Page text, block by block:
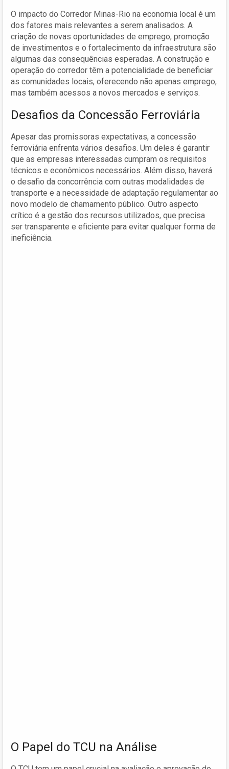
O impacto do Corredor Minas-Rio na economia local é um
dos fatores mais relevantes a serem analisados. A
criação de novas oportunidades de emprego, promoção
de investimentos e o fortalecimento da infraestrutura são
algumas das consequências esperadas. A construção e
operação do corredor têm a potencialidade de beneficiar
as comunidades locais, oferecendo não apenas emprego,
mas também acessos a novos mercados e serviços.
Desafios da Concessão Ferroviária
Apesar das promissoras expectativas, a concessão
ferroviária enfrenta vários desafios. Um deles é garantir
que as empresas interessadas cumpram os requisitos
técnicos e econômicos necessários. Além disso, haverá
o desafio da concorrência com outras modalidades de
transporte e a necessidade de adaptação regulamentar ao
novo modelo de chamamento público. Outro aspecto
crítico é a gestão dos recursos utilizados, que precisa
ser transparente e eficiente para evitar qualquer forma de
ineficiência.
O Papel do TCU na Análise